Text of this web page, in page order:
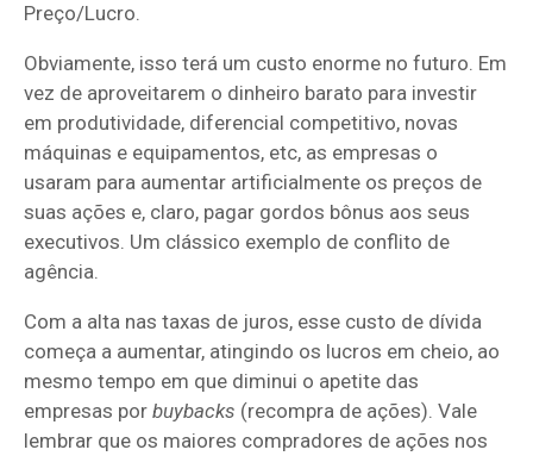
Preço/Lucro.
Obviamente, isso terá um custo enorme no futuro. Em
vez de aproveitarem o dinheiro barato para investir
em produtividade, diferencial competitivo, novas
máquinas e equipamentos, etc, as empresas o
usaram para aumentar artificialmente os preços de
suas ações e, claro, pagar gordos bônus aos seus
executivos. Um clássico exemplo de conflito de
agência.
Com a alta nas taxas de juros, esse custo de dívida
começa a aumentar, atingindo os lucros em cheio, ao
mesmo tempo em que diminui o apetite das
empresas por buybacks (recompra de ações). Vale
lembrar que os maiores compradores de ações nos